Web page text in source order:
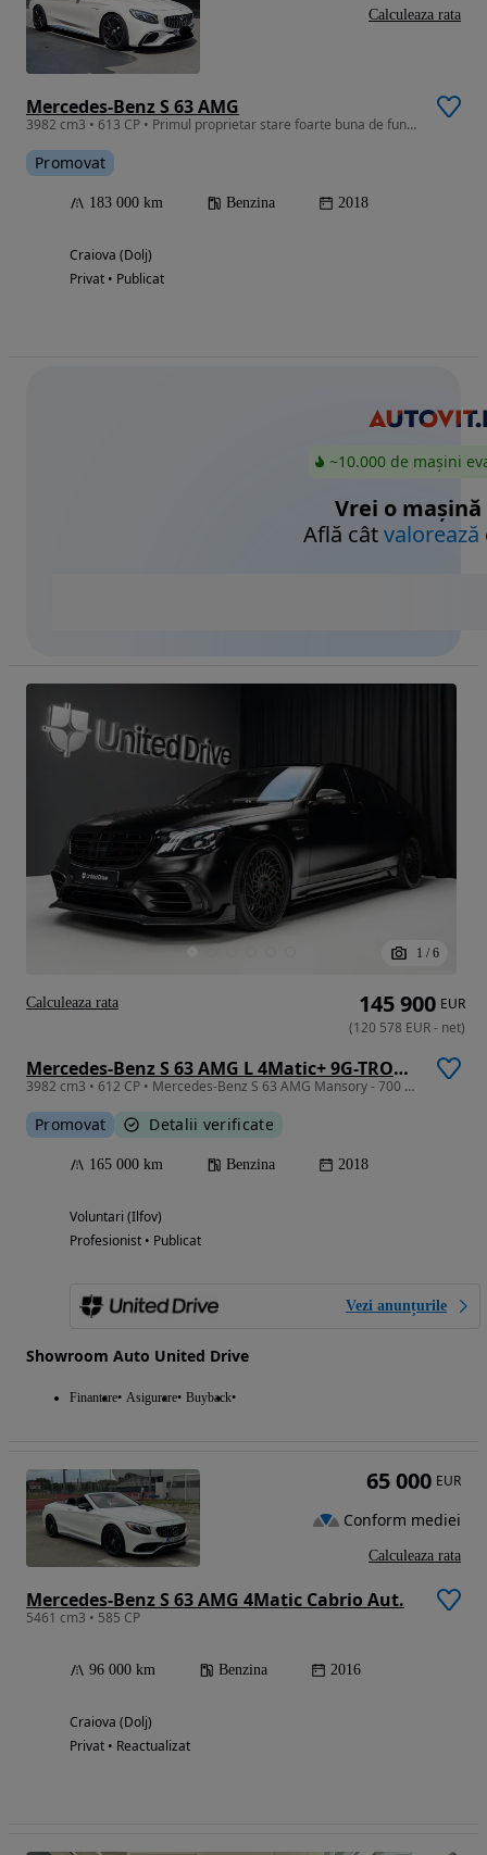
Mercedes-Benz S 63 AMG
3982 cm3 • 613 CP • Primul proprietar stare foarte buna de functionare
Promovat
183 000 km Benzina 2018
Craiova (Dolj)
Privat • Publicat
Calculeaza rata
~10.000 de mașini
Vrei o mașină
Află câtvalorează
1 / 6
Mercedes-Benz S 63 AMG L 4Matic+ 9G-TRONIC
3982 cm3 • 612 CP • Mercedes-Benz S 63 AMG Mansory - 700 CP
Promovat Detalii verificate
165 000 km Benzina 2018
Voluntari (Ilfov)
Profesionist • Publicat
Vezi anunțurile
Showroom Auto United Drive
Finantare Asigurare Buyback
145 900 EUR
(120 578 EUR- net)
Calculeaza rata
Mercedes-Benz S 63 AMG 4Matic Cabrio Aut.
5461 cm3 • 585 CP
96 000 km Benzina 2016
Craiova (Dolj)
Privat • Reactualizat
65 000 EUR
Conform mediei
Calculeaza rata